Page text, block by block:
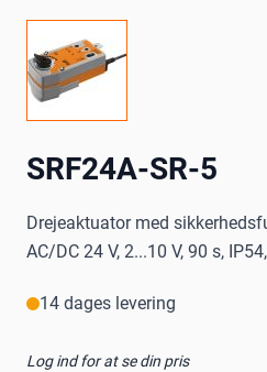
SRF24A-SR-5
Drejeaktuator med
AC/DC 24 V, 2...10 V, 90 s,
14 dages levering
Log ind for at se din pris